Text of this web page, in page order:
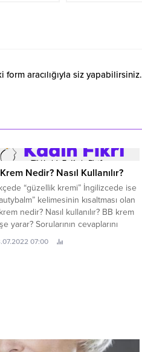
form aracılığıyla siz yapabilirsiniz.
Nedir? Nasıl Kullanılır?
“güzellik kremi” İngilizcede ise
kelimesinin kısaltması olan
nedir? Nasıl kullanılır? BB krem
yarar? Sorularının cevaplarını
devamından bulabilirsiniz. BB
Nedir? Cilde nazik davranacak ve
07:00